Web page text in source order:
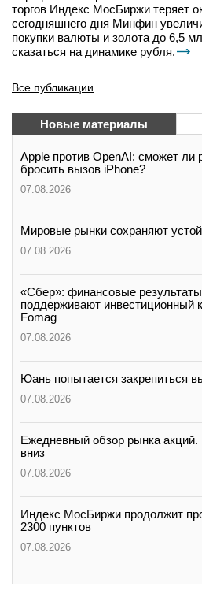
торгов Индекс МосБиржи теряет
сегодняшнего дня Минфин
покупки валюты и золота до 6,5
сказаться на динамике рубля.
Все публикации
Новые материалы
Apple против OpenAI: сможет ли
бросить вызов iPhone?
07.08.2026
Мировые рынки сохраняют
07.08.2026
«Сбер»: финансовые
поддерживают инвестиционный
Fomag
07.08.2026
Юань попытается закрепиться
07.08.2026
Ежедневный обзор рынка
вниз
07.08.2026
Индекс МосБиржи продолжит
2300 пунктов
07.08.2026